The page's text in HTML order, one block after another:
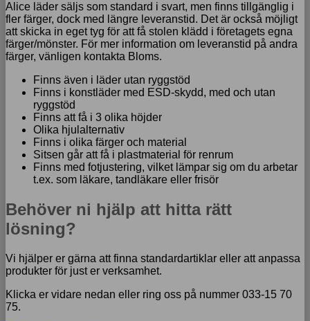
Alice läder säljs som standard i svart, men finns tillgänglig i
fler färger, dock med längre leveranstid. Det är också möjligt
att skicka in eget tyg för att få stolen klädd i företagets egna
färger/mönster. För mer information om leveranstid på andra
färger, vänligen kontakta Bloms.
Finns även i läder utan ryggstöd
Finns i konstläder med ESD-skydd, med och utan
ryggstöd
Finns att få i 3 olika höjder
Olika hjulalternativ
Finns i olika färger och material
Sitsen går att få i plastmaterial för renrum
Finns med fotjustering, vilket lämpar sig om du arbetar
t.ex. som läkare, tandläkare eller frisör
Behöver ni hjälp att hitta rätt
lösning?
Vi hjälper er gärna att finna standardartiklar eller att anpassa
produkter för just er verksamhet.
Klicka er vidare nedan eller ring oss på nummer 033-15 70
75.